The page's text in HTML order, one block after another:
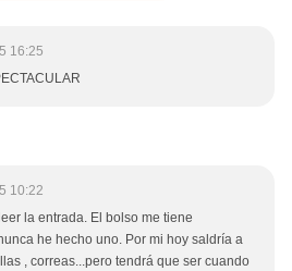
16:25
10:22
la entrada. El bolso me tiene
he hecho uno. Por mi hoy saldría a
, correas...pero tendrá que ser cuando